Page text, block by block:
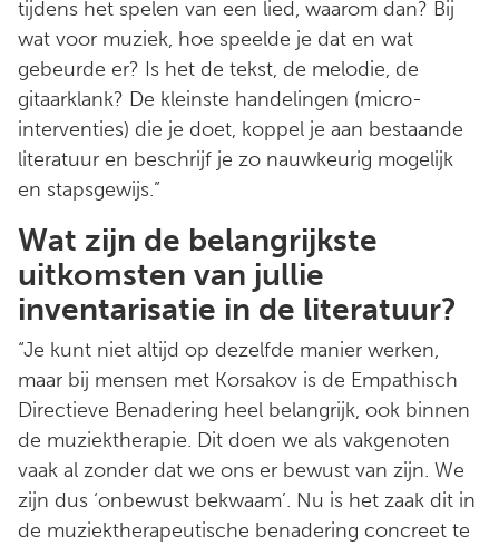
tijdens het spelen van een lied, waarom dan? Bij
wat voor muziek, hoe speelde je dat en wat
gebeurde er? Is het de tekst, de melodie, de
gitaarklank? De kleinste handelingen (micro-
interventies) die je doet, koppel je aan bestaande
literatuur en beschrijf je zo nauwkeurig mogelijk
en stapsgewijs.”
Wat zijn de belangrijkste
uitkomsten van jullie
inventarisatie in de literatuur?
“Je kunt niet altijd op dezelfde manier werken,
maar bij mensen met Korsakov is de Empathisch
Directieve Benadering heel belangrijk, ook binnen
de muziektherapie. Dit doen we als vakgenoten
vaak al zonder dat we ons er bewust van zijn. We
zijn dus ‘onbewust bekwaam’. Nu is het zaak dit in
de muziektherapeutische benadering concreet te